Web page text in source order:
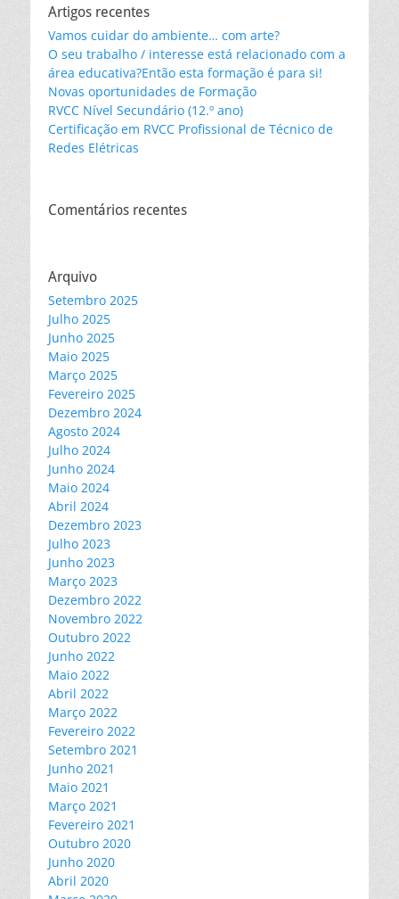
Artigos recentes
Vamos cuidar do ambiente… com arte?
O seu trabalho / interesse está relacionado com a
área educativa?Então esta formação é para si!
Novas oportunidades de Formação
RVCC Nível Secundário (12.º ano)
Certificação em RVCC Profissional de Técnico de
Redes Elétricas
Comentários recentes
Arquivo
Setembro 2025
Julho 2025
Junho 2025
Maio 2025
Março 2025
Fevereiro 2025
Dezembro 2024
Agosto 2024
Julho 2024
Junho 2024
Maio 2024
Abril 2024
Dezembro 2023
Julho 2023
Junho 2023
Março 2023
Dezembro 2022
Novembro 2022
Outubro 2022
Junho 2022
Maio 2022
Abril 2022
Março 2022
Fevereiro 2022
Setembro 2021
Junho 2021
Maio 2021
Março 2021
Fevereiro 2021
Outubro 2020
Junho 2020
Abril 2020